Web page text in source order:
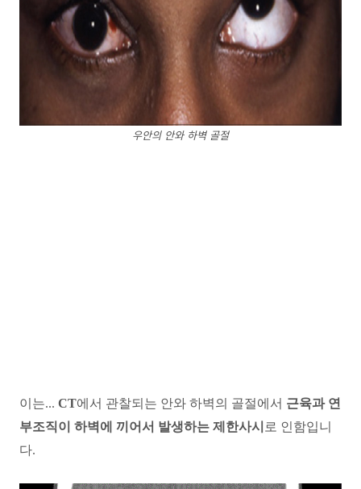
우안의 안와 하벽 골절
이는... CT에서 관찰되는 안와 하벽의 골절에서 근육과 연
부조직이 하벽에 끼어서 발생하는 제한사시 로 인함입니
다.